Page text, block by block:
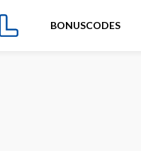
BONUSCODES